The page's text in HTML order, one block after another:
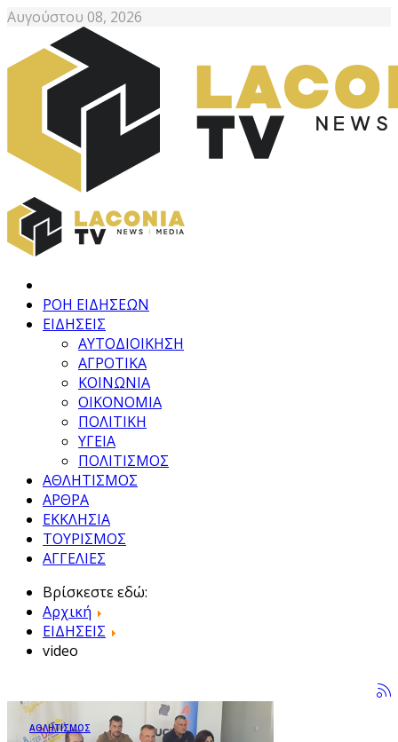
Αυγούστου 08, 2026
ΡΟΗ ΕΙΔΗΣΕΩΝ
ΕΙΔΗΣΕΙΣ
ΑΥΤΟΔΙΟΙΚΗΣΗ
ΑΓΡΟΤΙΚΑ
ΚΟΙΝΩΝΙΑ
ΟΙΚΟΝΟΜΙΑ
ΠΟΛΙΤΙΚΗ
ΥΓΕΙΑ
ΠΟΛΙΤΙΣΜΟΣ
ΑΘΛΗΤΙΣΜΟΣ
ΑΡΘΡΑ
ΕΚΚΛΗΣΙΑ
ΤΟΥΡΙΣΜΟΣ
ΑΓΓΕΛΙΕΣ
Βρίσκεστε εδώ:
Αρχική
ΕΙΔΗΣΕΙΣ
video
ΑΘΛΗΤΙΣΜΟΣ